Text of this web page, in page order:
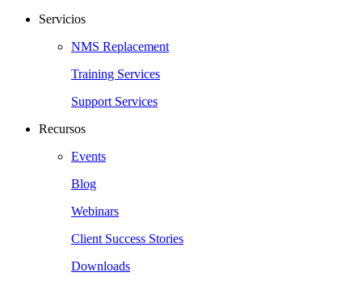
Servicios
NMS Replacement
Training Services
Support Services
Recursos
Events
Blog
Webinars
Client Success Stories
Downloads